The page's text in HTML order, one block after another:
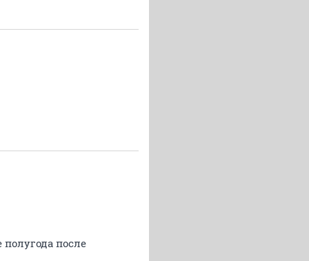
после